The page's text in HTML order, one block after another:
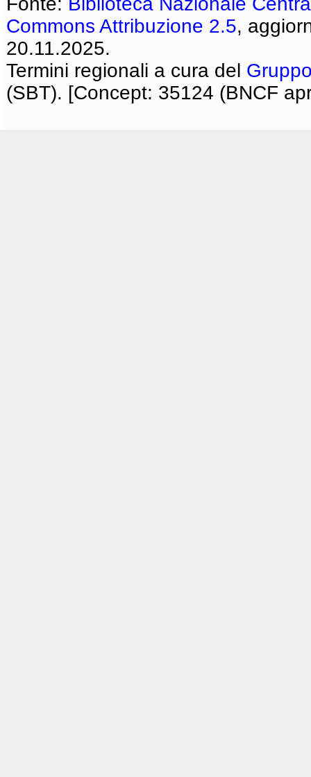
Commons Attribuzione 2.5,
20.11.2025.
Termini regionali a cura del
(SBT). [Concept: 35124 (BNCF